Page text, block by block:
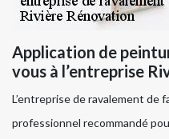
Application de
vous à l’entreprise
L’entreprise de ravalement de
professionnel recommandé